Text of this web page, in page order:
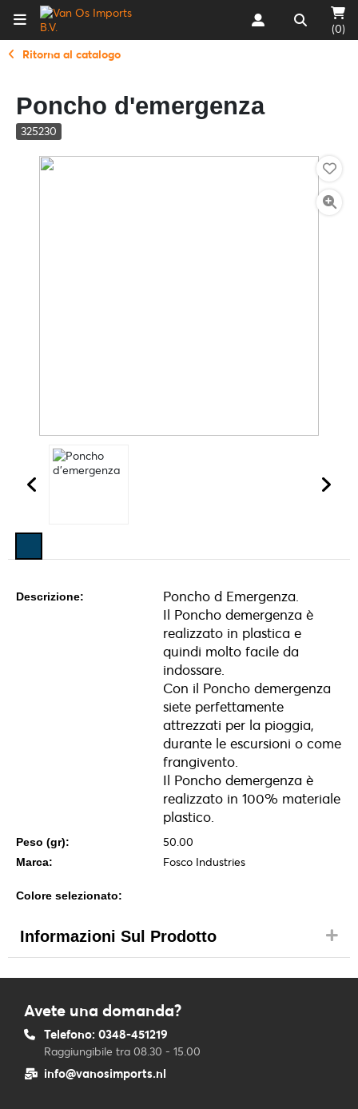
(0)
Ritorna al catalogo
Poncho d'emergenza
325230
Descrizione:
Poncho d Emergenza.
Il Poncho demergenza è
realizzato in plastica e
quindi molto facile da
indossare.
Con il Poncho demergenza
siete perfettamente
attrezzati per la pioggia,
durante le escursioni o come
frangivento.
Il Poncho demergenza è
realizzato in 100% materiale
plastico.
Peso (gr): 50.00
Marca: Fosco Industries
Colore selezionato:
Informazioni Sul Prodotto
Avete una domanda?
Telefono: 0348-451219
Raggiungibile tra 08.30 - 15.00
info@vanosimports.nl